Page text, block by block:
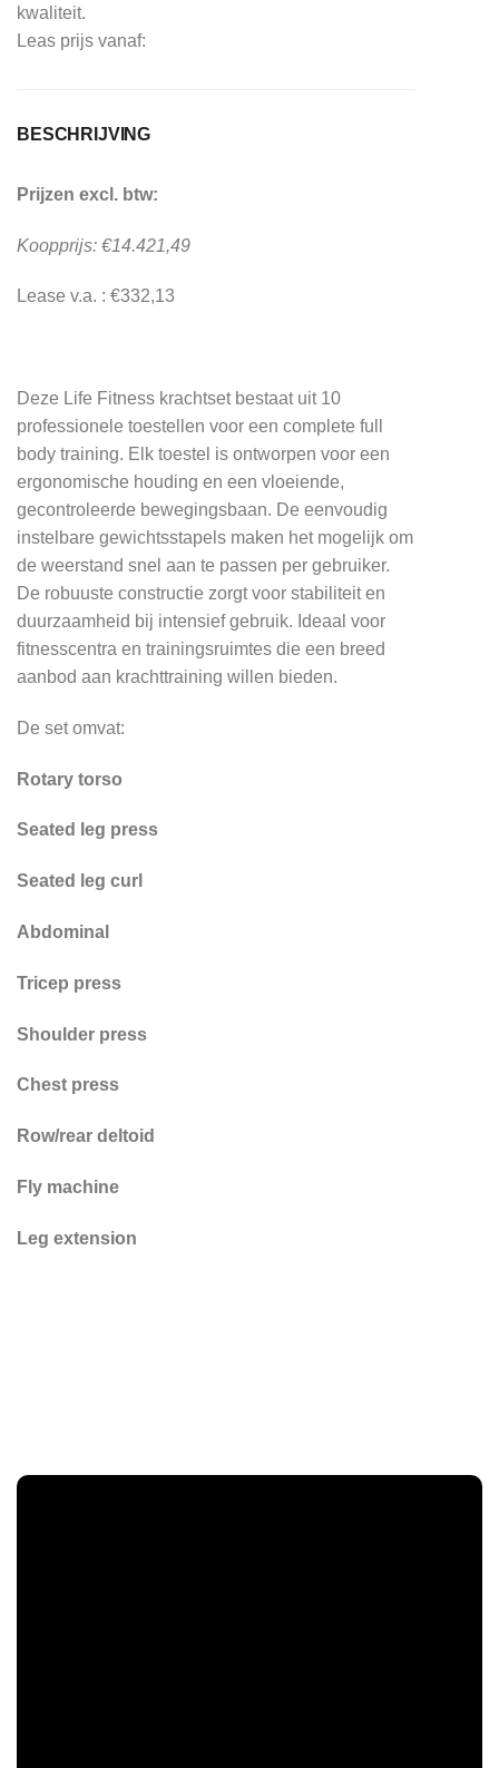
kwaliteit.
Leas prijs vanaf:
BESCHRIJVING
Prijzen excl. btw:
Koopprijs: €14.421,49
Lease v.a. : €332,13
Deze Life Fitness krachtset bestaat uit 10
professionele toestellen voor een complete full
body training. Elk toestel is ontworpen voor een
ergonomische houding en een vloeiende,
gecontroleerde bewegingsbaan. De eenvoudig
instelbare gewichtsstapels maken het mogelijk om
de weerstand snel aan te passen per gebruiker.
De robuuste constructie zorgt voor stabiliteit en
duurzaamheid bij intensief gebruik. Ideaal voor
fitnesscentra en trainingsruimtes die een breed
aanbod aan krachttraining willen bieden.
De set omvat:
Rotary torso
Seated leg press
Seated leg curl
Abdominal
Tricep press
Shoulder press
Chest press
Row/rear deltoid
Fly machine
Leg extension